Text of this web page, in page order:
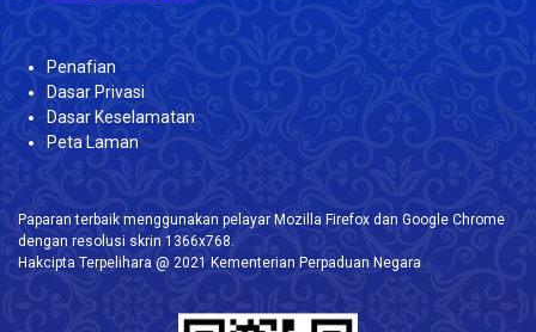
Penafian
Dasar Privasi
Dasar Keselamatan
Peta Laman
Paparan terbaik menggunakan pelayar Mozilla Firefox dan Google Chrome
dengan resolusi skrin 1366x768.
Hakcipta Terpelihara @ 2021 Kementerian Perpaduan Negara